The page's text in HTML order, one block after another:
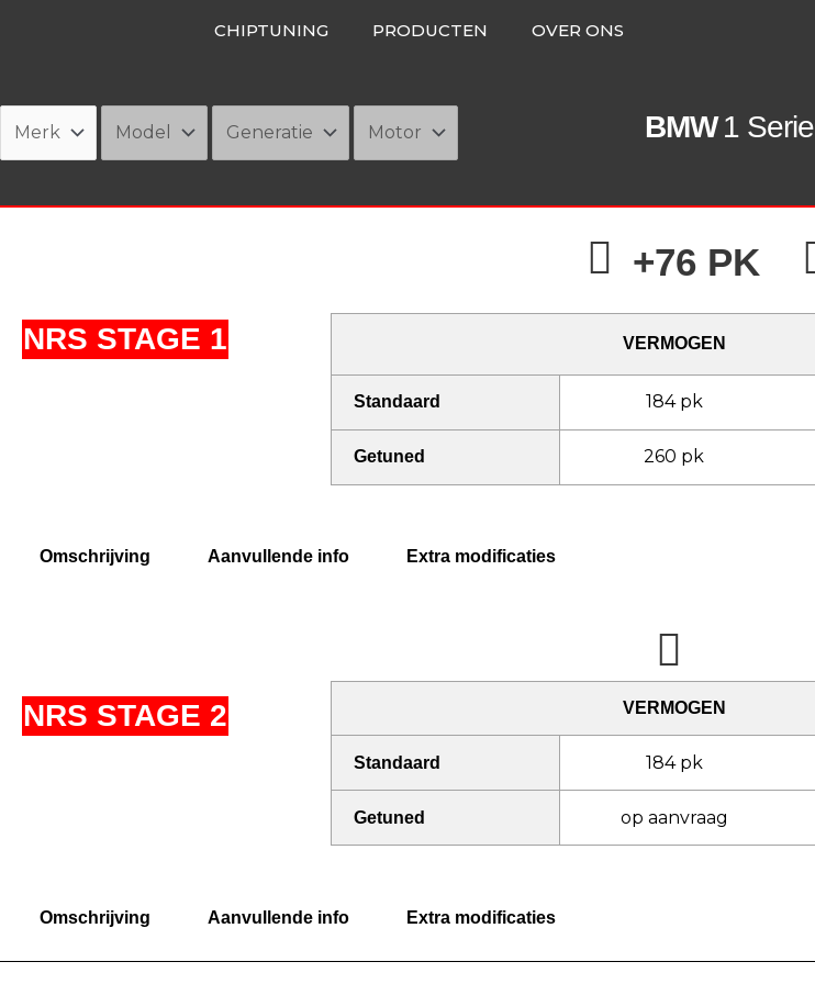
CHIPTUNING PRODUCTEN OVER ONS
BMW 1 Serie
NRS STAGE 1
+76 PK
VERMOGEN
Standaard 184 pk
Getuned 260 pk
Omschrijving Aanvullende info Extra modificaties
NRS STAGE 2 VERMOGEN
Standaard 184 pk
Getuned op aanvraag
Omschrijving Aanvullende info Extra modificaties